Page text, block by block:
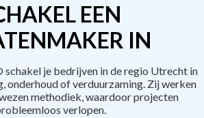
EEN
IN
je bedrijven in de regio Utrecht in
onderhoud of verduurzaming. Zij werken
methodiek, waardoor projecten
verlopen.